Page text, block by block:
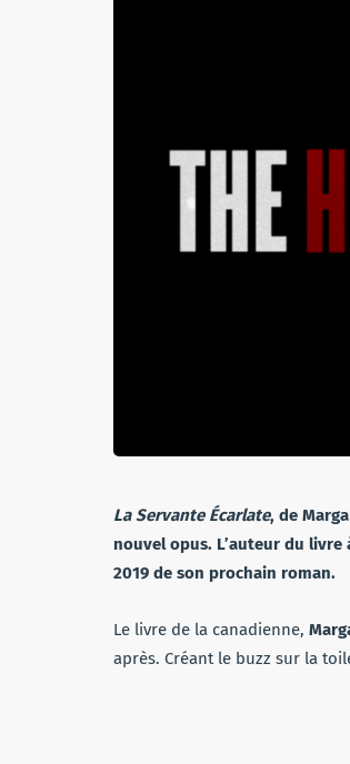
La Servante Écarlate, de
nouvel opus. L’auteur du
2019 de son prochain roman.
Le livre de la canadienne,
après. Créant le buzz sur la